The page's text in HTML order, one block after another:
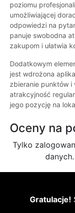
poziomu
umożliwiającej
odpowiedzi na
panuje swobodna
zakupom i ułatwia
Dodatkowym
jest wdrożona
zbieranie punktów i
atrakcyjność
jego pozycję na
Oceny na
Tylko
danych.
Gratulacje!